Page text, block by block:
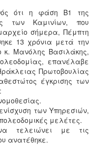
ότι η φάση Β1 της
των Καμινίων, που
σήμερα, Πέμπτη
13 χρόνια μετά την
κ. Μανόλης Βασιλάκης,
επανέλαβε
Πρωτοβουλίας
έγκρισης των
των Υπηρεσιών,
μελέτες.
τελειώνει με τις
ανατέθηκε.